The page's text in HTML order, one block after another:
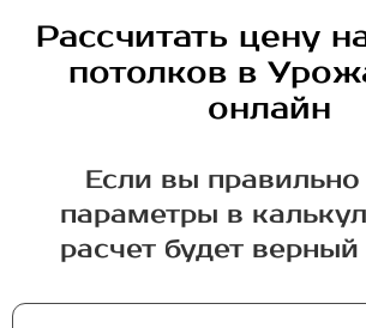
Рассчитать цену
потолков в
онлайн
Если вы правильно
параметры в
расчет будет